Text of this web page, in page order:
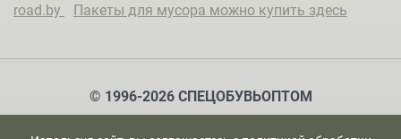
road.by
Пакеты для мусора можно купить здесь
© 1996-2026 СПЕЦОБУВЬОПТОМ